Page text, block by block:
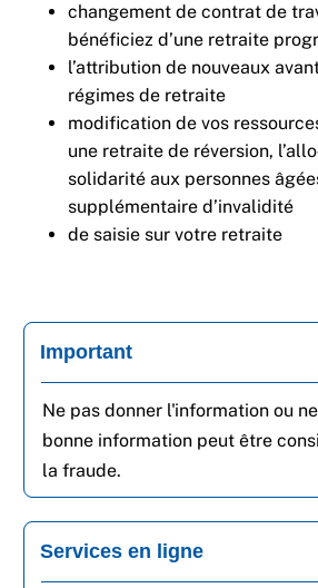
changement de contrat de
bénéficiez d’une retraite
l’attribution de nouveaux
régimes de retraite
modification de vos
une retraite de réversion,
solidarité aux personnes
supplémentaire d’invalidité
de saisie sur votre retraite
Important
Ne pas donner l'information ou
bonne information peut être
la fraude.
Services en ligne